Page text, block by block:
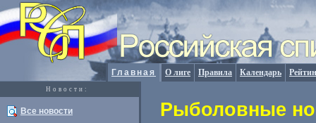
Главная О лиге Правила Календарь
Новости:
Все новости Рыболовные